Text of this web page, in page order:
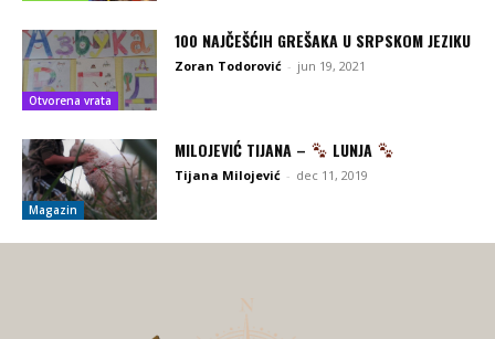
Otvorena vrata
100 NAJČEŠĆIH GREŠAKA U SRPSKOM JEZIKU
Zoran Todorović - jun 19, 2021
Magazin
MILOJEVIĆ TIJANA – LUNJA
Tijana Milojević - dec 11, 2019